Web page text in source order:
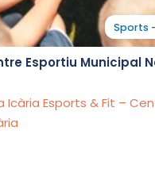
Sports
Esportiu Municipal
Icària Esports & Fit –